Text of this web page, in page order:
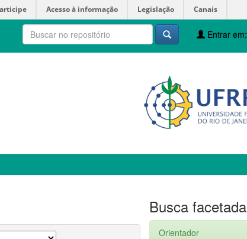
Acesso à informação Legislação Canais
Entrar em:
Busca facetada
Orientador